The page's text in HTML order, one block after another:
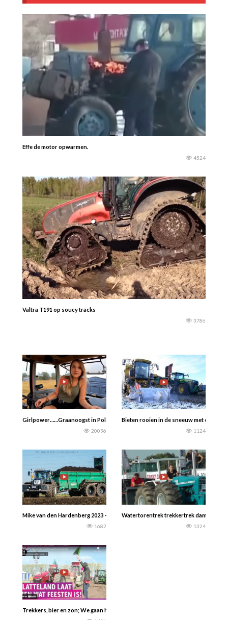
Effe de motor opwarmen.
4524
Valtra T191 op soucy tracks
3786
Girlpower……Graanoogst in Polen met Claas combine ……..
20096
Bieten rooien in de sneeuw met een
1124
Mike van den Hardenberg 2023 — Aarnink en Ooms Loon-transportbedrijf
1682
Watertorentrek trekkertrek dames
1324
Trekkers, bier en zon; We gaan he-le-maal los! Het is tijd voor Boeruh Rock.